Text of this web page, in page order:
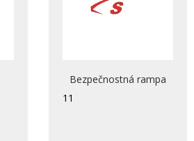
Bezpečnostná rampa
11